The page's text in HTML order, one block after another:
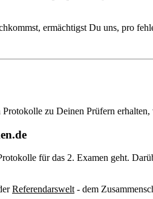
ermächtigst Du uns, pro
zu Deinen Prüfern
für das 2. Examen geht.
Referendarswelt - dem